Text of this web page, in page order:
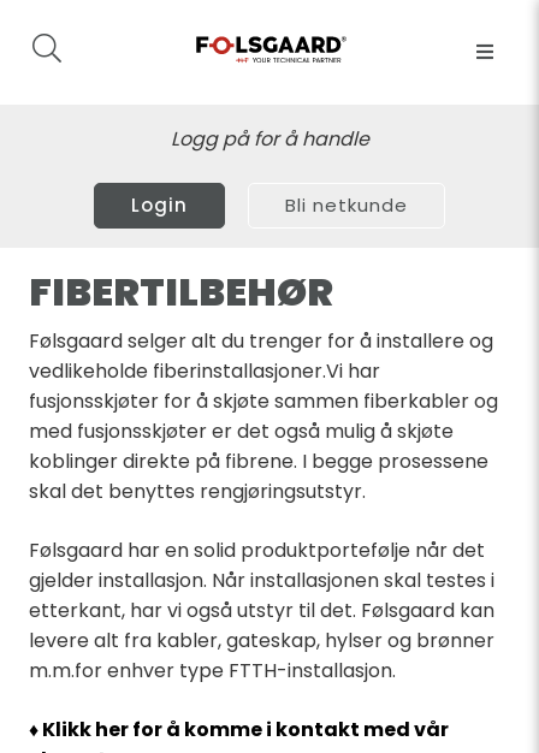
Logg på for å handle
Login Bli netkunde
FIBERTILBEHØR
Følsgaard selger alt du trenger for å installere og
vedlikeholde fiberinstallasjoner.Vi har
fusjonsskjøter for å skjøte sammen fiberkabler og
med fusjonsskjøter er det også mulig å skjøte
koblinger direkte på fibrene. I begge prosessene
skal det benyttes rengjøringsutstyr.
Følsgaard har en solid produktportefølje når det
gjelder installasjon. Når installasjonen skal testes i
etterkant, har vi også utstyr til det. Følsgaard kan
levere alt fra kabler, gateskap, hylser og brønner
m.m.for enhver type FTTH-installasjon.
♦ Klikk her for å komme i kontakt med vår